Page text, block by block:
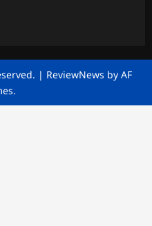
| ReviewNews by AF